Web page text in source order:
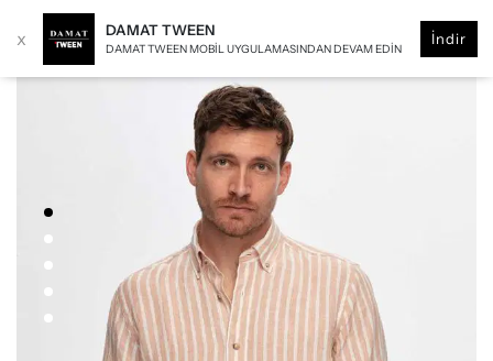
x DAMAT TWEEN
DAMAT TWEEN MOBIL UYGULAMASINDAN DEVAM EDIN
İndir